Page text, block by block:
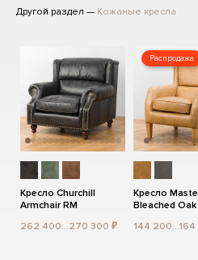
Другой раздел — Кожаные кресла
Кресло Churchill
Armchair RM
262 400...270 300 ₽
Распродажа
Кресло
Bleached Oak
144